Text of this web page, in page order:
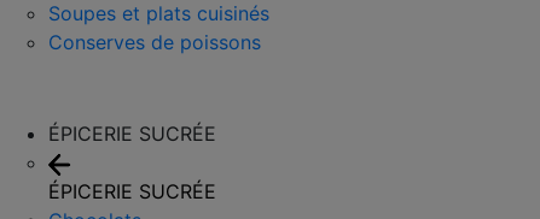
Soupes et plats cuisinés
Conserves de poissons
ÉPICERIE SUCRÉE
ÉPICERIE SUCRÉE